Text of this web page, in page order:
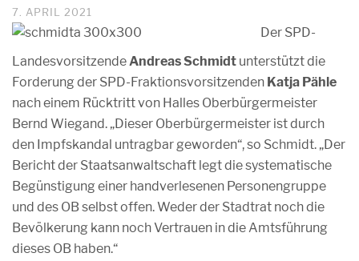
7. APRIL 2021
Der SPD-
LandesvorsitzendeAndreas Schmidt unterstützt die
Forderung der SPD-Fraktionsvorsitzenden Katja Pähle
nach einem Rücktritt von Halles Oberbürgermeister
Bernd Wiegand. „Dieser Oberbürgermeister ist durch
den Impfskandal untragbar geworden“, so Schmidt. „Der
Bericht der Staatsanwaltschaft legt die systematische
Begünstigung einer handverlesenen Personengruppe
und des OB selbst offen. Weder der Stadtrat noch die
Bevölkerung kann noch Vertrauen in die Amtsführung
dieses OB haben.“